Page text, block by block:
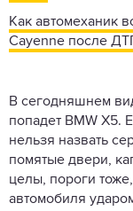
Как автомеханик
Cayenne после ДТП
В сегодняшнем
попадет BMW X5.
нельзя назвать
помятые двери,
целы, пороги
автомобиля